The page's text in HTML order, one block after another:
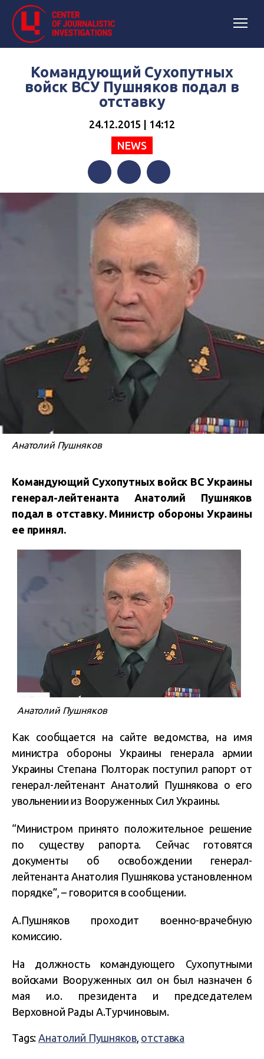
Командующий Сухопутных
войск ВСУ Пушняков подал в
отставку
24.12.2015 | 14:12
NEWS
FacebookTwitterTelegram
Анатолий Пушняков
Командующий Сухопутных войск ВС Украины
генерал-лейтенанта Анатолий Пушняков
подал в отставку. Министр обороны Украины
ее принял.
Анатолий Пушняков
Как сообщается на сайте ведомства, на имя
министра обороны Украины генерала армии
Украины Степана Полторак поступил рапорт от
генерал-лейтенант Анатолий Пушнякова о его
увольнении из Вооруженных Сил Украины.
“Министром принято положительное решение
по существу рапорта. Сейчас готовятся
документы об освобождении генерал-
лейтенанта Анатолия Пушнякова установленном
порядке”, – говорится в сообщении.
А.Пушняков проходит военно-врачебную
комиссию.
На должность командующего Сухопутными
войсками Вооруженных сил он был назначен 6
мая и.о. президента и председателем
Верховной Рады А.Турчиновым.
Tags:Анатолий Пушняков, отставка